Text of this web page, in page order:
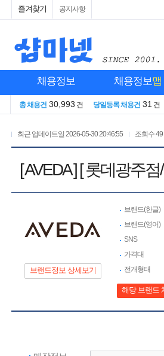
즐겨찾기 공지사항
채용정보 채용정보맵
총 채용건 30,993 건 당일등록 채용건 31 건
최근 업데이트일 2026-05-30 20:46:55 조회수49
[ AVEDA ] [ 롯데광주
브랜드정보 상세보기
브랜드(한글)
브랜드(영어)
SNS
가격대
전개형태
해당 브랜드